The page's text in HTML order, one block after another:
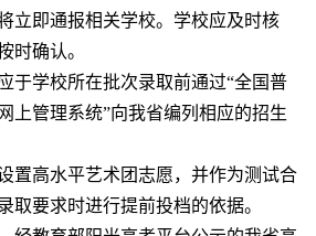
立即通报相关学校。学校应及时核
时确认。
于学校所在批次录取前通过“全国普
上管理系统”向我省编列相应的招生
置高水平艺术团志愿，并作为测试合
取要求时进行提前投档的依据。